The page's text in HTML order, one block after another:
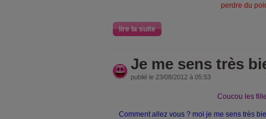
perdre du
lire la suite
Je me sens très
publié le 23/08/2012 à 05:53
Coucou les
Comment allez vous ? moi je me sens très